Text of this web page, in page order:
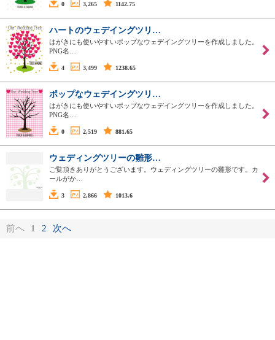
0 3,265 1142.75
ハートのウェデイングツリ…
はがきにも使いやすいポップなウェデイングツリーを作成しました。
PNG名…
4 3,499 1238.65
ポップなウェデイングツリ…
はがきにも使いやすいポップなウェデイングツリーを作成しました。
PNG名…
0 2,519 881.65
ウェディングツリーの雛形…
ご覧頂きありがとうございます。ウェディングツリーの雛形です。カ
ールがか…
3 2,866 1013.6
前へ 1 2 次へ